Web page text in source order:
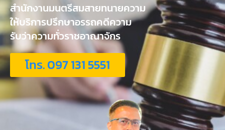
สำนักงานมนตรีสมสายทนายความ
ให้บริการปรึกษาอรรถคดีความ
รับว่าความทั่วราชอาณาจักร
โทร. 097 131 5551